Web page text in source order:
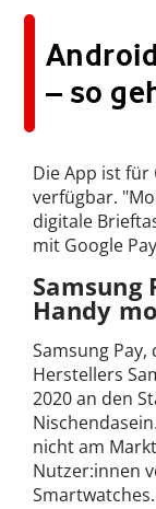
– so
Die App ist
verfügbar.
digitale
mit Google
Samsung
Handy
Samsung
Herstellers
2020 an den
nicht am
Nutzer:innen
Smartwatches.